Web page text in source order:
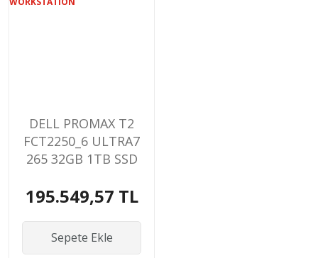
DELL PROMAX T2
FCT2250_6 ULTRA7
265 32GB 1TB SSD
ADA WIN11PRO
195.549,57 TL
Sepete Ekle